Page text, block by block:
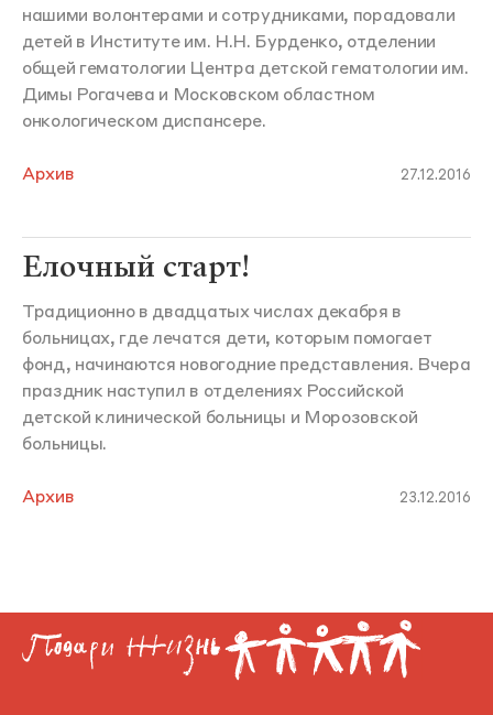
нашими волонтерами и сотрудниками, порадовали
детей в Институте им. Н.Н. Бурденко, отделении
общей гематологии Центра детской гематологии им.
Димы Рогачева и Московском областном
онкологическом диспансере.
Архив 27.12.2016
Елочный старт!
Традиционно в двадцатых числах декабря в
больницах, где лечатся дети, которым помогает
фонд, начинаются новогодние представления. Вчера
праздник наступил в отделениях Российской
детской клинической больницы и Морозовской
больницы.
Архив 23.12.2016